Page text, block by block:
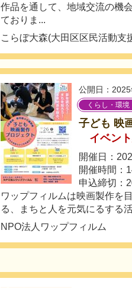
作品を通して、地域交流の機
ておりま...
こらぼ大森(大田区区民活動支
公開日：
くらし・環境
子ども 映
イベン
開催日：
開催時間：
申込締切：
ワップフィルムは映画製作を
る、まちと人を元気にるする
NPO法人ワップフィルム